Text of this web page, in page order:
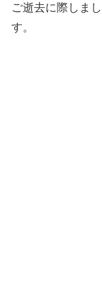
ご逝去に際しま
す。